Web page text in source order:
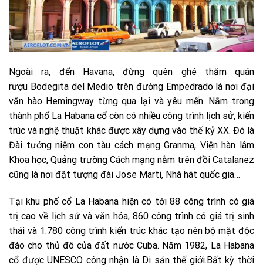
Ngoài ra, đến Havana, đừng quên ghé thăm quán
rượu Bodegita del Medio trên đường Empedrado là nơi đại
văn hào Hemingway từng qua lại và yêu mến. Nằm trong
thành phố La Habana cổ còn có nhiều công trình lịch sử, kiến
trúc và nghệ thuật khác được xây dựng vào thế kỷ XX. Đó là
Đài tưởng niệm con tàu cách mạng Granma, Viện hàn lâm
Khoa học, Quảng trường Cách mạng nằm trên đồi Catalanez
cũng là nơi đặt tượng đài Jose Marti, Nhà hát quốc gia…
Tại khu phố cổ La Habana hiện có tới 88 công trình có giá
trị cao về lịch sử và văn hóa, 860 công trình có giá trị sinh
thái và 1.780 công trình kiến trúc khác tạo nên bộ mặt độc
đáo cho thủ đô của đất nước Cuba. Năm 1982, La Habana
cổ được UNESCO công nhận là Di sản thế giới.Bất kỳ thời